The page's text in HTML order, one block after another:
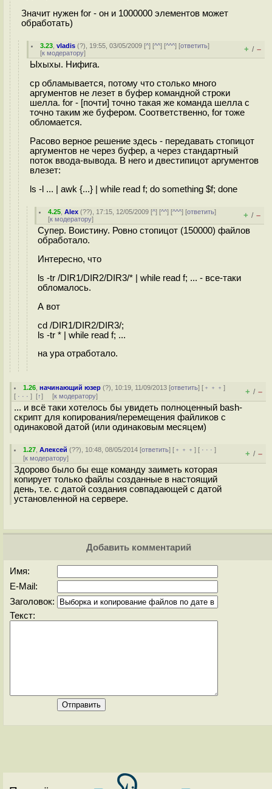
Значит нужен for - он и 1000000 элементов может
обработать)
3.23 ,vladis (?), 19:55, 03/05/2009 [^] [^^] [^^^] [ответить]
[к модератору] + / –
Ыхыхы. Нифига.
cp обламывается, потому что столько много
аргументов не лезет в буфер командной строки
шелла. for - [почти] точно такая же команда шелла с
точно таким же буфером. Соответственно, for тоже
обломается.
Расово верное решение здесь - передавать стопицот
аргументов не через буфер, а через стандартный
поток ввода-вывода. В него и двестипицот аргументов
влезет:
ls -l ... | awk {...} | while read f; do something $f; done
4.25 ,Alex (??), 17:15, 12/05/2009 [^] [^^] [^^^] [ответить]
[к модератору] + / –
Супер. Воистину. Ровно стопицот (150000) файлов
обработало.
Интересно, что
ls -tr /DIR1/DIR2/DIR3/* | while read f; ... - все-таки
обломалось.
А вот
cd /DIR1/DIR2/DIR3/;
ls -tr * | while read f; ...
на ура отработало.
1.26 ,начинающий юзер (?), 10:19, 11/09/2013 [ответить] [ ﹢﹢﹢]
[ · · · ] [↑] [к модератору] + / –
... и всё таки хотелось бы увидеть полноценный bash-
скрипт для копирования/перемещения файликов с
одинаковой датой (или одинаковым месяцем)
1.27 ,Алексей (??), 10:48, 08/05/2014 [ответить] [ ﹢﹢﹢] [ · · ·]
[к модератору] + / –
Здорово было бы еще команду заиметь которая
копирует только файлы созданные в настоящий
день, т.е. с датой создания совпадающей с датой
установленной на сервере.
Добавить комментарий
Имя:
E-Mail:
Заголовок:
Текст: